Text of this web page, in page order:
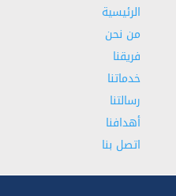
الرئيسية
من نحن
فريقنا
خدماتنا
رسالتنا
أهدافنا
اتصل بنا